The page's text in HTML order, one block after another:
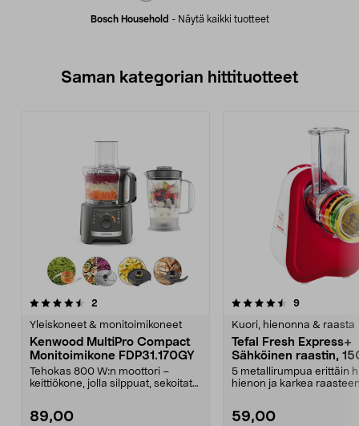
Bosch Household - Näytä kaikki tuotteet
Saman kategorian hittituotteet
2
Yleiskoneet & monitoimikoneet
Kenwood MultiPro Compact
Monitoimikone FDP31.170GY
Tehokas 800 W:n moottori –
keittiökone, jolla silppuat, sekoitat
89,00
4.5 viidestä
9arvostelut
Kuori, hienonna & raasta
Tefal Fresh Express+
Sähköinen raastin,
5 metallirumpua erittäin
hienon ja karkea
59,00
4.5 viidestä